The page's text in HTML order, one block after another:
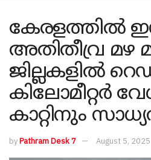
കേരളത്തിൽ
അതിതീവ്ര മഴ
ജില്ലകളിൽ
കിലോമീറ്റർ
കാറ്റിനും
byPathram Desk 7 August 5, 2025